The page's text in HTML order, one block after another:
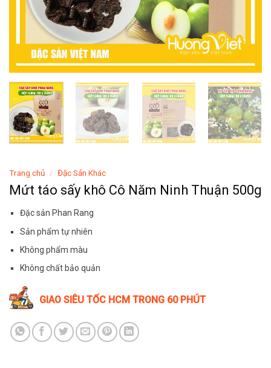
Trang chủ / Đặc Sản Khác
Mứt táo sấy khô Cô Năm Ninh Thuận 500g
Đặc sản Phan Rang
Sản phẩm tự nhiên
Không phẩm màu
Không chất bảo quản
GIAO SIÊU TỐC HCM TRONG 60 PHÚT